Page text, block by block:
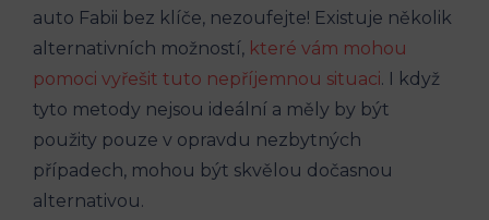
auto Fabii bez klíče, nezoufejte! Existuje několik
alternativních možností, které vám mohou
pomoci vyřešit tuto nepříjemnou situaci. I když
tyto metody nejsou ideální a měly by být
⁣použity pouze ⁤v opravdu nezbytných
případech, mohou být skvělou dočasnou
alternativou.